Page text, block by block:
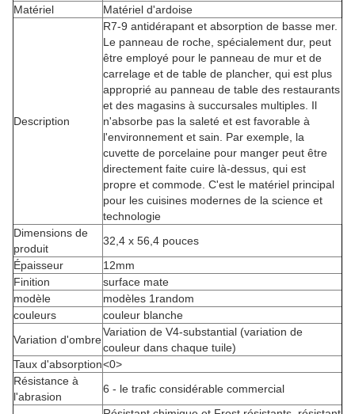
Matériel
Matériel d'ardoise
Description
R7-9 antidérapant et absorption de basse mer.
Le panneau de roche, spécialement dur, peut
être employé pour le panneau de mur et de
carrelage et de table de plancher, qui est plus
approprié au panneau de table des restaurants
et des magasins à succursales multiples. Il
n'absorbe pas la saleté et est favorable à
l'environnement et sain. Par exemple, la
cuvette de porcelaine pour manger peut être
directement faite cuire là-dessus, qui est
propre et commode. C'est le matériel principal
pour les cuisines modernes de la science et
technologie
Dimensions de
produit
32,4 x 56,4 pouces
Épaisseur
12mm
Finition
surface mate
modèle
modèles 1random
couleurs
couleur blanche
Variation d'ombre
Variation de V4-substantial (variation de
couleur dans chaque tuile)
Taux d'absorption<0>
Résistance à
l'abrasion
6 - le trafic considérable commercial